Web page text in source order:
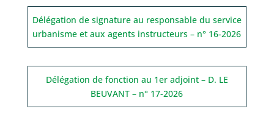
Délégation de signature au responsable du service
urbanisme et aux agents instructeurs – n° 16-2026
Délégation de fonction au 1er adjoint – D. LE
BEUVANT – n° 17-2026